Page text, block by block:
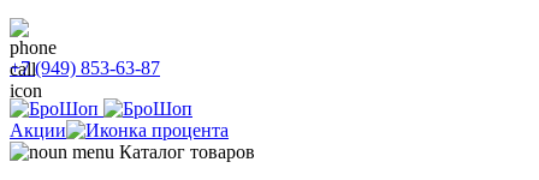
+7 (949) 853-63-87
Акции
Каталог товаров